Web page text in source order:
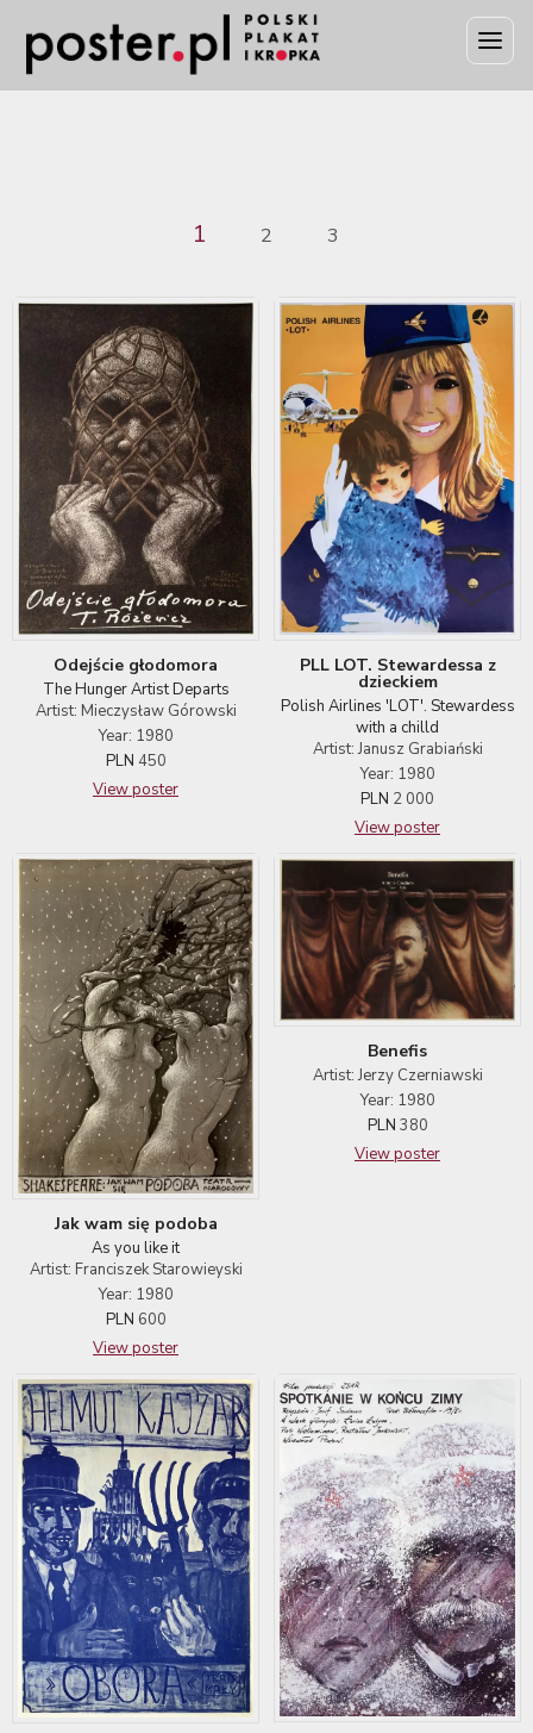
1 2 3
Odejście głodomora
The Hunger Artist Departs
Artist: Mieczysław Górowski
Year: 1980
PLN 450
View poster
PLL LOT. Stewardessa z
dzieckiem
Polish Airlines 'LOT'. Stewardess
with a chilld
Artist: Janusz Grabiański
Year: 1980
PLN 2 000
View poster
Jak wam się podoba
As you like it
Artist: Franciszek Starowieyski
Year: 1980
PLN 600
View poster
Benefis
Artist: Jerzy Czerniawski
Year: 1980
PLN 380
View poster